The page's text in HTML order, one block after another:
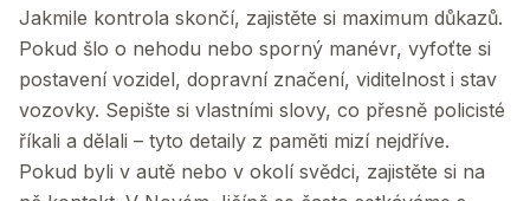
Jakmile kontrola skončí, zajistěte si maximum důkazů.
Pokud šlo o nehodu nebo sporný manévr, vyfoťte si
postavení vozidel, dopravní značení, viditelnost i stav
vozovky. Sepište si vlastními slovy, co přesně policisté
říkali a dělali – tyto detaily z paměti mizí nejdříve.
Pokud byli v autě nebo v okolí svědci, zajistěte si na